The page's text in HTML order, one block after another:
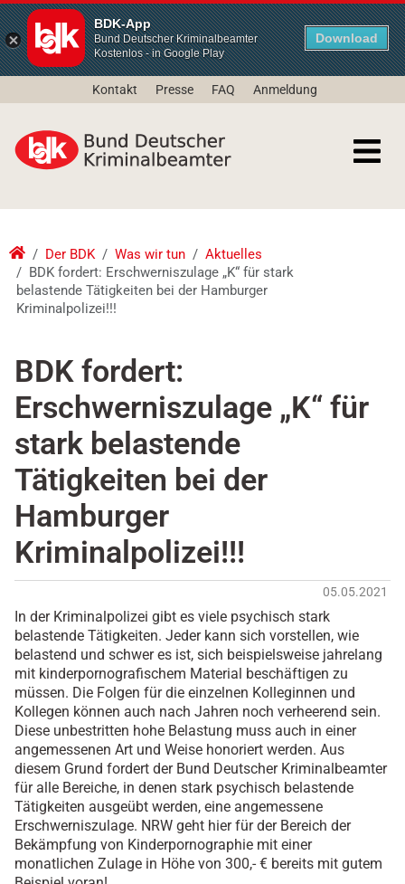
BDK-App
Bund Deutscher Kriminalbeamter
Kostenlos - in Google Play
Download
Kontakt Presse FAQ Anmeldung
Der BDK Was wir tun
Aktuelles
BDK fordert: Erschwerniszulage „K“ für stark
belastende Tätigkeiten bei der Hamburger
Kriminalpolizei!!!
BDK fordert:
Erschwerniszulage „K“ für
stark belastende
Tätigkeiten bei der
Hamburger
Kriminalpolizei!!!
05.05.2021
In der Kriminalpolizei gibt es viele psychisch stark
belastende Tätigkeiten. Jeder kann sich vorstellen, wie
belastend und schwer es ist, sich beispielsweise jahrelang
mit kinderpornografischem Material beschäftigen zu
müssen. Die Folgen für die einzelnen Kolleginnen und
Kollegen können auch nach Jahren noch verheerend sein.
Diese unbestritten hohe Belastung muss auch in einer
angemessenen Art und Weise honoriert werden. Aus
diesem Grund fordert der Bund Deutscher Kriminalbeamter
für alle Bereiche, in denen stark psychisch belastende
Tätigkeiten ausgeübt werden, eine angemessene
Erschwerniszulage. NRW geht hier für der Bereich der
Bekämpfung von Kinderpornographie mit einer
monatlichen Zulage in Höhe von 300,- € bereits mit gutem